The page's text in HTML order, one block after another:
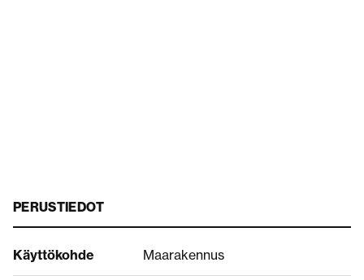
PERUSTIEDOT
Käyttökohde Maarakennus